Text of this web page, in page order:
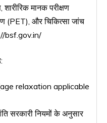
शारीरिक मानक परीक्षण
(PET), और चिकित्सा जांच
bsf.gov.in/
relaxation applicable
सरकारी नियमों के अनुसार